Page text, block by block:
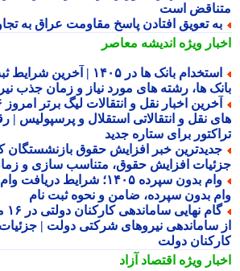
است
تعویق افتادن پاسخ مقاومت عراق به تجاوز
ویژهاندیشه معاصر
استخدام بانک ها در ۱۴۰۵ |
ها، رشته های مورد نیاز و زمان جذب نیرو
نقل و انتقالاتی استقلال و پرسپولیس |
برای ستاره جدید
افزایش حقوق، متناسب سازی و زمان
وام بدون سپرده ۱۴۰۵؛ شرایط
بدون سپرده، ضامن و نحوه ثبت نام
ساماندهی نیروهای شرکتی دولت | جزئیات
دولت
ویژهاقتصاد آزاد